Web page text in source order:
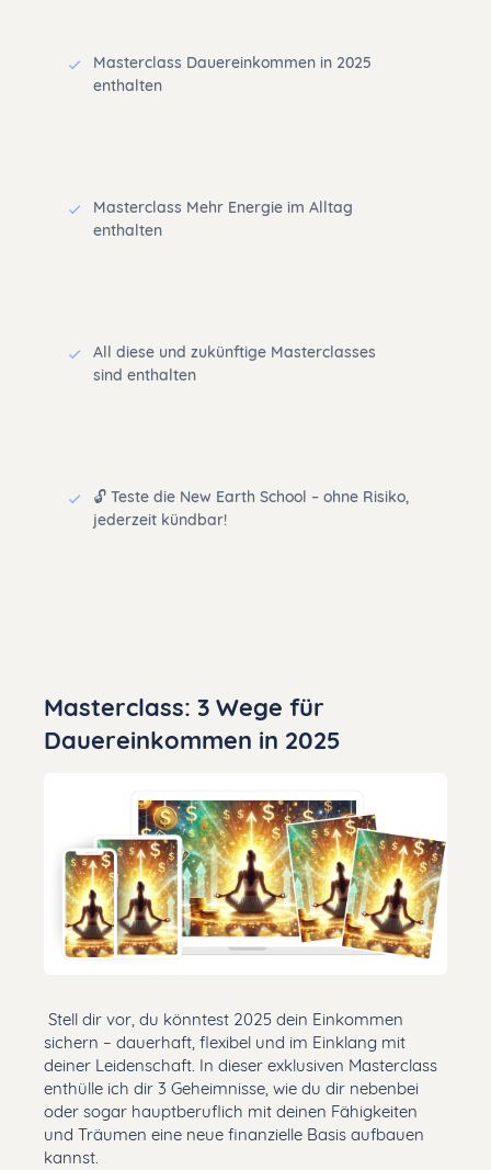
Masterclass Dauereinkommen in 2025
enthalten
Masterclass Mehr Energie im Alltag
enthalten
All diese und zukünftige Masterclasses
sind enthalten
🔓 Teste die New Earth School – ohne Risiko,
jederzeit kündbar!
Masterclass: 3 Wege für
Dauereinkommen in 2025
Stell dir vor, du könntest 2025 dein Einkommen
sichern – dauerhaft, flexibel und im Einklang mit
deiner Leidenschaft. In dieser exklusiven Masterclass
enthülle ich dir 3 Geheimnisse, wie du dir nebenbei
oder sogar hauptberuflich mit deinen Fähigkeiten
und Träumen eine neue finanzielle Basis aufbauen
kannst.